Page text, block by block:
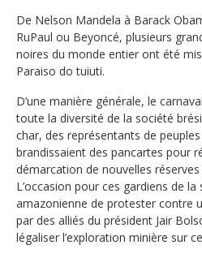
De Nelson Mandela à Barack
RuPaul ou Beyoncé, plusieurs
noires du monde entier ont été
Paraiso do tuiuti.
D’une manière générale, le
toute la diversité de la société
char, des représentants de
brandissaient des pancartes pour
démarcation de nouvelles
L’occasion pour ces gardiens de
amazonienne de protester contre
par des alliés du président Jair
légaliser l’exploration minière sur